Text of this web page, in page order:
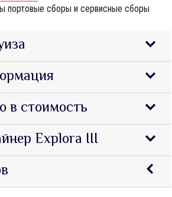
портовые сборы и сервисные сборы
в стоимость
Explora III